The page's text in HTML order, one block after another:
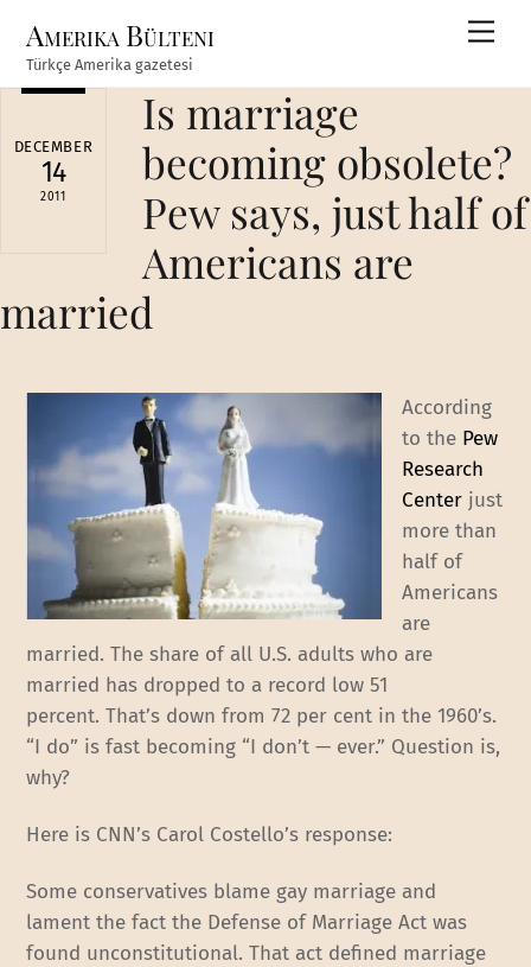
content
Amerika Bülteni
Türkçe Amerika gazetesi
DECEMBER
14
2011
Is marriage
becoming obsolete?
Pew says, just half of
Americans are
married
According
to the Pew
Research
Center just
more than
half of
Americans
are
married. The share of all U.S. adults who are
married has dropped to a record low 51
percent. That’s down from 72 per cent in the 1960’s.
“I do” is fast becoming “I don’t — ever.” Question is,
why?
Here is CNN’s Carol Costello’s response:
Some conservatives blame gay marriage and
lament the fact the Defense of Marriage Act was
found unconstitutional. That act defined marriage